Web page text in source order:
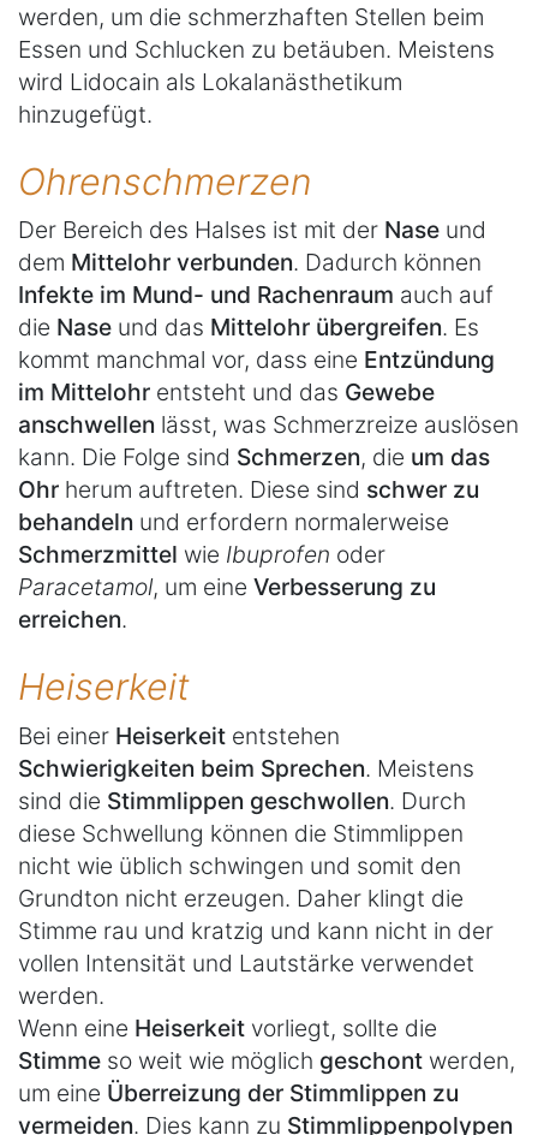
werden, um die schmerzhaften Stellen beim
Essen und Schlucken zu betäuben. Meistens
wird Lidocain als Lokalanästhetikum
hinzugefügt.
Ohrenschmerzen
Der Bereich des Halses ist mit der Nase und
dem Mittelohr verbunden. Dadurch können
Infekte im Mund- und Rachenraum auch auf
die Nase und das Mittelohr übergreifen. Es
kommt manchmal vor, dass eine Entzündung
im Mittelohr entsteht und das Gewebe
anschwellen lässt, was Schmerzreize auslösen
kann. Die Folge sind Schmerzen, die um das
Ohr herum auftreten. Diese sind schwer zu
behandeln und erfordern normalerweise
Schmerzmittel wie Ibuprofen oder
Paracetamol, um eine Verbesserung zu
erreichen.
Heiserkeit
Bei einer Heiserkeit entstehen
Schwierigkeiten beim Sprechen. Meistens
sind die Stimmlippen geschwollen. Durch
diese Schwellung können die Stimmlippen
nicht wie üblich schwingen und somit den
Grundton nicht erzeugen. Daher klingt die
Stimme rau und kratzig und kann nicht in der
vollen Intensität und Lautstärke verwendet
werden.
Wenn eine Heiserkeit vorliegt, sollte die
Stimme so weit wie möglich geschont werden,
um eine Überreizung der Stimmlippen zu
vermeiden. Dies kann zu Stimmlippenpolypen